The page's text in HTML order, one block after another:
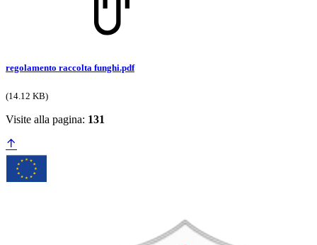
regolamento raccolta funghi.pdf
(14.12 KB)
Visite alla pagina: 131